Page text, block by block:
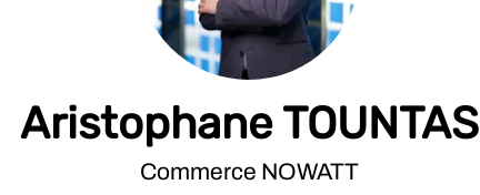
Aristophane TOUNTAS
Commerce NOWATT